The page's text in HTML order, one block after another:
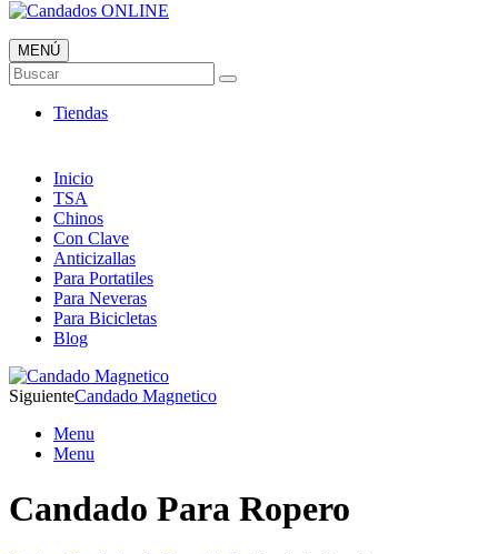
Candados ONLINE
Envió 24/7!!!
MENÚ
Buscar
Tiendas
Inicio
TSA
Chinos
Con Clave
Anticizallas
Para Portatiles
Para Neveras
Para Bicicletas
Blog
SiguienteCandado Magnetico
Menu
Menu
Candado Para Ropero